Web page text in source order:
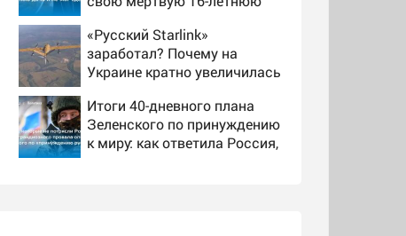
слезы
«Русский Starlink»
заработал? Почему на
Украине кратно увеличилась
объектам ВСУ
Итоги 40-дневного плана
Зеленского по принуждению
к миру: как ответила Россия,